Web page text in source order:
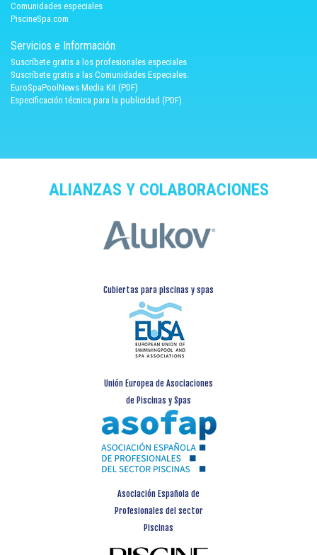
Comunidades especiales
PiscineSpa.com
Servicios e Información
Suscríbete gratis a los profesionales especiales
Suscríbete gratis a las Comunidades Especiales.
EuroSpaPoolNews Media Kit (PDF)
Especificación técnica para la publicidad (PDF)
ALIANZAS Y COLABORACIONES
Cubiertas para piscinas y spas
Unión Europea de Asociaciones
de Piscinas y Spas
Asociación Española de
Profesionales del sector
Piscinas